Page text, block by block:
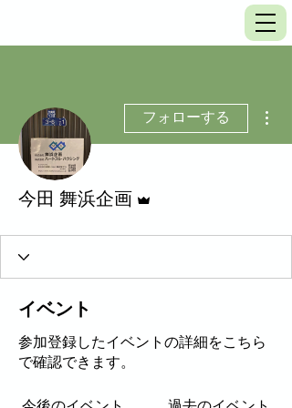
フォローする
今田 舞浜企画
イベント
参加登録したイベントの詳細をこちら
で確認できます。